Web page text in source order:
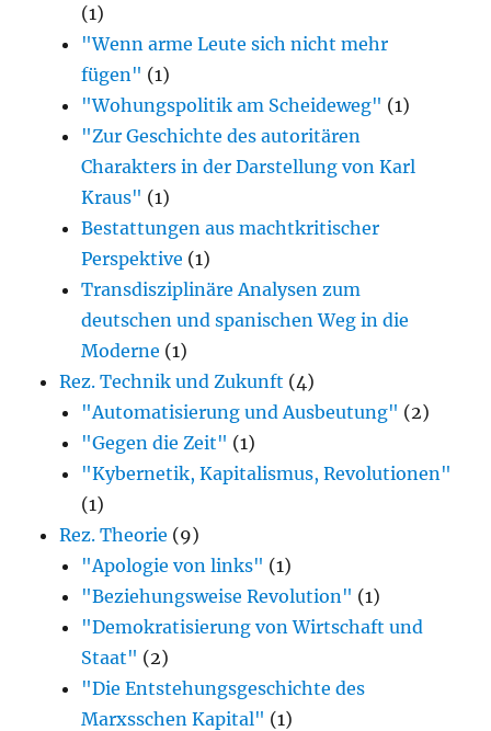
(1)
"Wenn arme Leute sich nicht mehr
fügen" (1)
"Wohungspolitik am Scheideweg" (1)
"Zur Geschichte des autoritären
Charakters in der Darstellung von Karl
Kraus" (1)
Bestattungen aus machtkritischer
Perspektive (1)
Transdisziplinäre Analysen zum
deutschen und spanischen Weg in die
Moderne (1)
Rez. Technik und Zukunft (4)
"Automatisierung und Ausbeutung" (2)
"Gegen die Zeit" (1)
"Kybernetik, Kapitalismus, Revolutionen"
(1)
Rez. Theorie (9)
"Apologie von links" (1)
"Beziehungsweise Revolution" (1)
"Demokratisierung von Wirtschaft und
Staat" (2)
"Die Entstehungsgeschichte des
Marxsschen Kapital" (1)